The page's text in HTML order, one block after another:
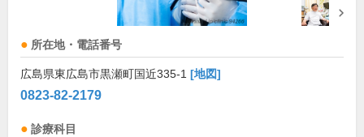
所在地・電話番号
広島県東広島市黒瀬町国近335-1 [地図]
0823-82-2179
診療科目